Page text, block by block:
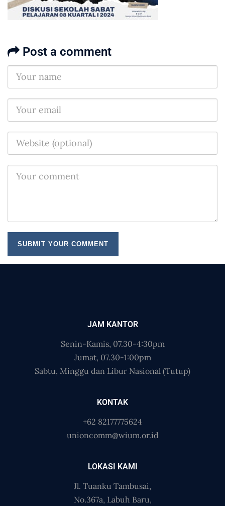
Post a comment
JAM KANTOR
Senin-Kamis, 07.30-4:30pm
Jumat, 07.30-1:00pm
Sabtu, Minggu dan Libur Nasional (Tutup)
KONTAK
+62 82177775624
unioncomm@wium.or.id
LOKASI KAMI
Jl. Tuanku Tambusai,
No.367a, Labuh Baru,